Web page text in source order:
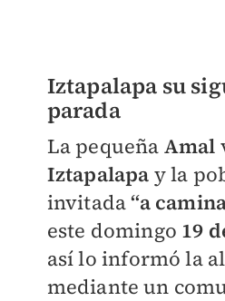
Iztapalapa su
parada
La pequeña Amal
Iztapalapa y la
invitada“a
este domingo 19
así lo informó la
mediante un